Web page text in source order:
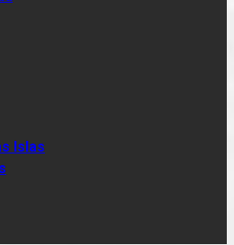
Islas